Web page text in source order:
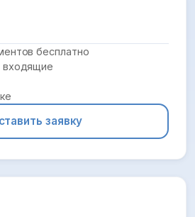
бесплатно
входящие
заявку